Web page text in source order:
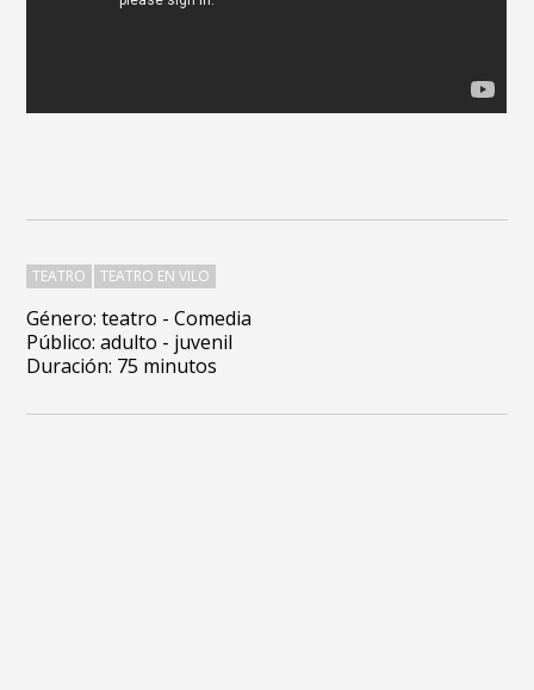
Género: teatro - Comedia
Público: adulto - juvenil
Duración: 75 minutos
TEATRO TEATRO EN VILO